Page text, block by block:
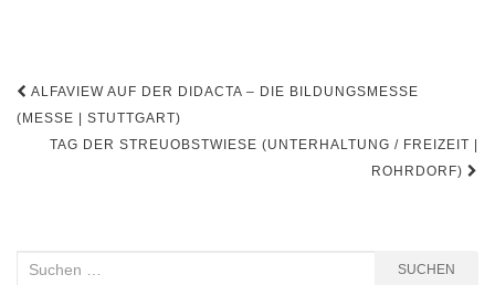
Beitragsnavigation
ALFAVIEW AUF DER DIDACTA – DIE BILDUNGSMESSE
(MESSE | STUTTGART)
TAG DER STREUOBSTWIESE (UNTERHALTUNG / FREIZEIT |
ROHRDORF)
Suchen
SUCHEN